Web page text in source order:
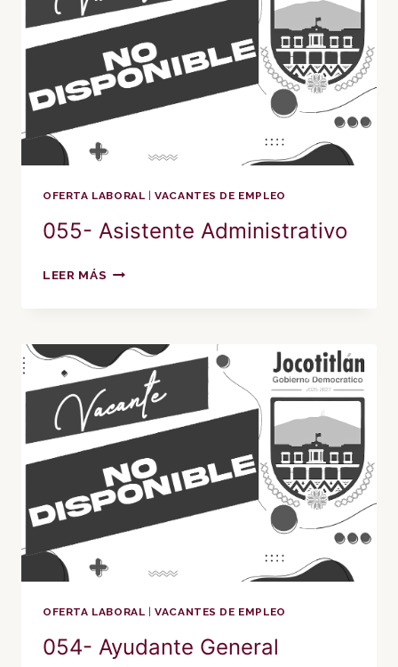
OFERTA LABORAL |VACANTES DE EMPLEO
055- Asistente Administrativo
LEER MÁS 055-
OFERTA LABORAL |VACANTES DE EMPLEO
054- Ayudante General